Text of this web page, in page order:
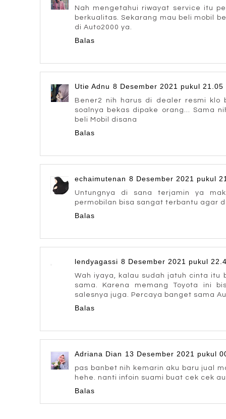
Nah mengetahui riwayat service itu
berkualitas. Sekarang mau beli mobil
di Auto2000 ya.
Balas
Utie Adnu 8 Desember 2021 pukul 21.05
Bener2 nih harus di dealer resmi klo
soalnya bekas dipake orang... Sama
beli Mobil disana
Balas
echaimutenan 8 Desember 2021 pukul
Untungnya di sana terjamin ya
permobilan bisa sangat terbantu agar
Balas
lendyagassi 8 Desember 2021 pukul
Wah iyaya, kalau sudah jatuh cinta itu
sama. Karena memang Toyota ini
salesnya juga. Percaya banget sama
Balas
Adriana Dian 13 Desember 2021 pukul
pas banbet nih kemarin aku baru jual
hehe. nanti infoin suami buat cek cek
Balas